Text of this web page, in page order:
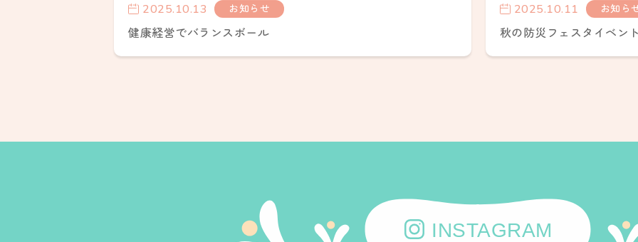
2025.10.13 お知らせ
健康経営でバランスボール
2025.10.11 お知ら
秋の防災フェスタイベン
INSTAGRAM